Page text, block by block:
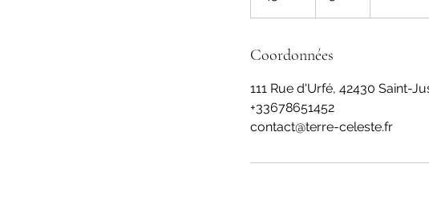
5
i
Coordonnées
111 Rue d'Urfé, 42430 Saint-
+33678651452
contact@terre-celeste.fr